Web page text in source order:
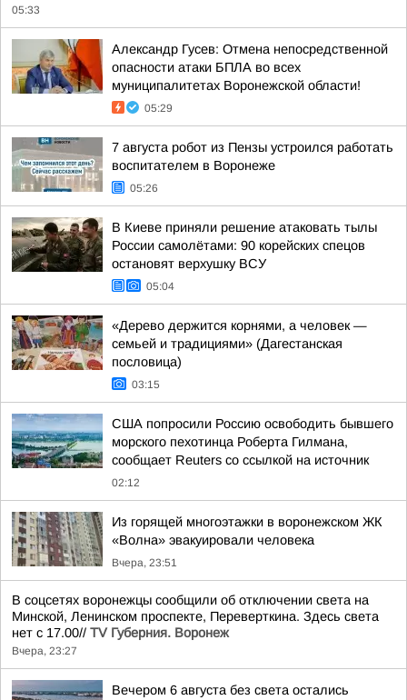
05:33
Александр Гусев: Отмена непосредственной
опасности атаки БПЛА во всех
муниципалитетах Воронежской области!
05:29
7 августа робот из Пензы устроился работать
воспитателем в Воронеже
05:26
В Киеве приняли решение атаковать тылы
России самолётами: 90 корейских спецов
остановят верхушку ВСУ
05:04
«Дерево держится корнями, а человек —
семьей и традициями» (Дагестанская
пословица)
03:15
США попросили Россию освободить бывшего
морского пехотинца Роберта Гилмана,
сообщает Reuters со ссылкой на источник
02:12
Из горящей многоэтажки в воронежском ЖК
«Волна» эвакуировали человека
Вчера, 23:51
В соцсетях воронежцы сообщили об отключении света на
Минской, Ленинском проспекте, Переверткина. Здесь света
нет с 17.00// TV Губерния. Воронеж
Вчера, 23:27
Вечером 6 августа без света остались